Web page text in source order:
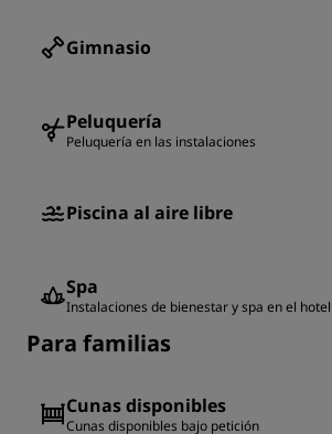
Gimnasio
Peluquería
Peluquería en las instalaciones
Piscina al aire libre
Spa
Instalaciones de bienestar y spa en el hotel
Para familias
Cunas disponibles
Cunas disponibles bajo petición